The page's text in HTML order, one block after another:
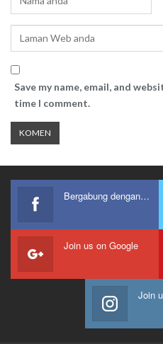
Save my name, email, and
time I comment.
Bergabung dengan kami
Join us on Google
Join